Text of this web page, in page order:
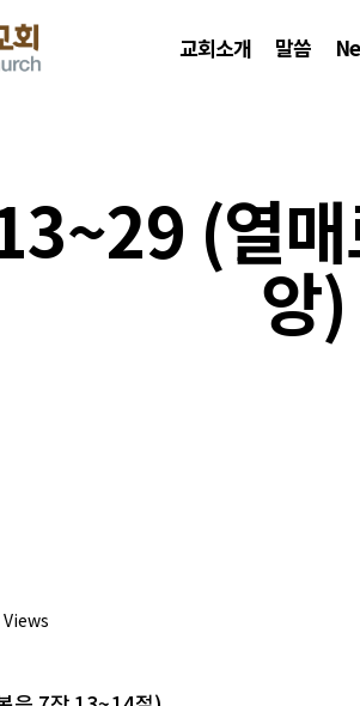
교회소개 말씀
(열매
앙)
Views